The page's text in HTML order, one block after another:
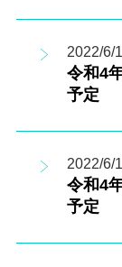
2022/6/
令和4
予定
2022/6/
令和4
予定